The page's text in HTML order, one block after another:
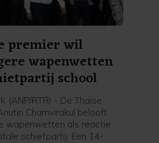
premier wil
wapenwetten
school
(ANP/RTR) - De Thaise
Charnvirakul belooft
wapenwetten als reactie
schietpartij. Een 14-